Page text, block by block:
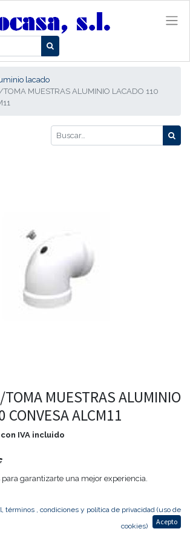
lacado
MUESTRAS ALUMINIO LACADO 110
TOMA MUESTRAS ALUMINIO
CONVESA ALCM11
IVA incluido
Agregar al carrito
garantizarte una mejor experiencia.
términos , condiciones y política de privacidad (uso de
cookies)
Acepto